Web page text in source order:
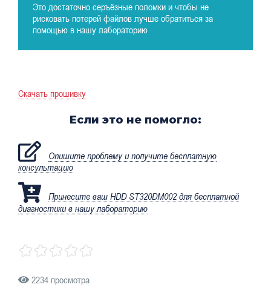
Это достаточно серъёзные поломки и чтобы не
рисковать потерей файлов лучше обратиться за
помощью в нашу лабораторию
Скачать прошивку
Если это не помогло:
Опишите проблему и получите бесплатную
консультацию
Принесите ваш HDD ST320DM002 для бесплатной
диагностики в нашу лабораторию
2234 просмотра